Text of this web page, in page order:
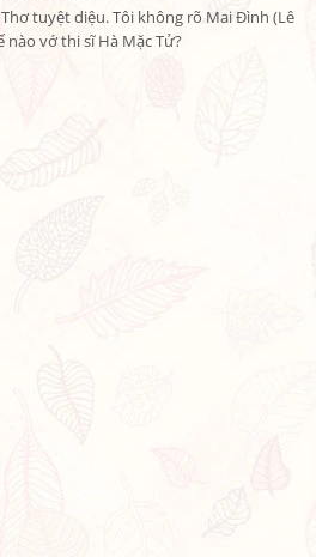
tuyệt diệu. Tôi không rõ Mai Đình (Lê
vớ thi sĩ Hà Mặc Tử?